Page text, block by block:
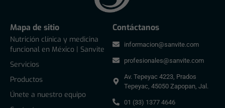
Mapa de sitio
Nutrición clínica y medicina
funcional en México | Sanvite
Servicios
Productos
Únete a nuestro equipo
Contáctanos
informacion@sanvite.com
profesionales@sanvite.com
Av. Tepeyac 4223, Prados
Tepeyac, 45050 Zapopan, Jal.
01 (33) 1377 4646